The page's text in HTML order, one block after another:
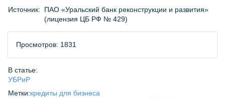
Источник:
ПАО «Уральский банк реконструкции и развития»
(лицензия ЦБ РФ № 429)
Просмотров: 1831
В статье:
УБРиР
Метки:кредиты для бизнеса